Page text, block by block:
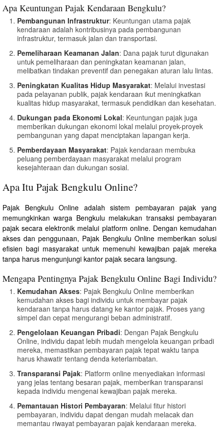
Apa Keuntungan Pajak Kendaraan Bengkulu?
Pembangunan Infrastruktur: Keuntungan utama pajak
kendaraan adalah kontribusinya pada pembangunan
infrastruktur, termasuk jalan dan transportasi.
Pemeliharaan Keamanan Jalan: Dana pajak turut digunakan
untuk pemeliharaan dan peningkatan keamanan jalan,
melibatkan tindakan preventif dan penegakan aturan lalu lintas.
Peningkatan Kualitas Hidup Masyarakat: Melalui investasi
pada pelayanan publik, pajak kendaraan ikut meningkatkan
kualitas hidup masyarakat, termasuk pendidikan dan kesehatan.
Dukungan pada Ekonomi Lokal: Keuntungan pajak juga
memberikan dukungan ekonomi lokal melalui proyek-proyek
pembangunan yang dapat menciptakan lapangan kerja.
Pemberdayaan Masyarakat: Pajak kendaraan membuka
peluang pemberdayaan masyarakat melalui program
kesejahteraan dan dukungan sosial.
Apa Itu Pajak Bengkulu Online?
Pajak Bengkulu Online adalah sistem pembayaran pajak yang
memungkinkan warga Bengkulu melakukan transaksi pembayaran
pajak secara elektronik melalui platform online. Dengan kemudahan
akses dan penggunaan, Pajak Bengkulu Online memberikan solusi
efisien bagi masyarakat untuk memenuhi kewajiban pajak mereka
tanpa harus mengunjungi kantor pajak secara langsung.
Mengapa Pentingnya Pajak Bengkulu Online Bagi Individu?
Kemudahan Akses: Pajak Bengkulu Online memberikan
kemudahan akses bagi individu untuk membayar pajak
kendaraan tanpa harus datang ke kantor pajak. Proses yang
simpel dan cepat mengurangi beban administratif.
Pengelolaan Keuangan Pribadi: Dengan Pajak Bengkulu
Online, individu dapat lebih mudah mengelola keuangan pribadi
mereka, memastikan pembayaran pajak tepat waktu tanpa
harus khawatir tentang denda keterlambatan.
Transparansi Pajak: Platform online menyediakan informasi
yang jelas tentang besaran pajak, memberikan transparansi
kepada individu mengenai kewajiban pajak mereka.
Pemantauan Histori Pembayaran: Melalui fitur histori
pembayaran, individu dapat dengan mudah melacak dan
memantau riwayat pembayaran pajak kendaraan mereka.